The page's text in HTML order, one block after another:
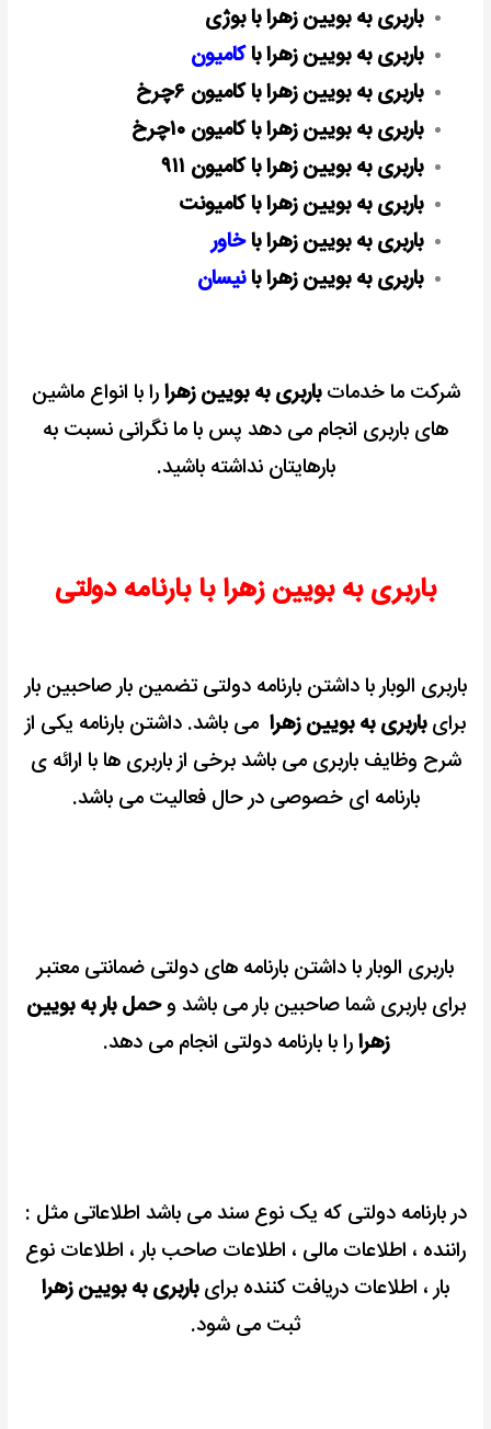
باربری به بویین زهرا با بوژی
باربری به بویین زهرا باکامیون
باربری به بویین زهرا با کامیون ۶چرخ
باربری به بویین زهرا با کامیون ۱۰چرخ
باربری به بویین زهرا با کامیون ۹۱۱
باربری به بویین زهرا با کامیونت
باربری به بویین زهرا باخاور
باربری به بویین زهرا بانیسان
شرکت ما خدماتباربری به بویین زهرارا با انواع ماشین
های باربری انجام می دهد پس با ما نگرانی نسبت به
بارهایتان نداشته باشید.
باربری به بویین زهرا با بارنامه دولتی
باربری الوبار با داشتن بارنامه دولتی تضمین بار صاحبین بار
برایباربری به بویین زهرا می باشد. داشتن بارنامه یکی از
شرح وظایف باربری می باشد برخی از باربری ها با ارائه ی
بارنامه ای خصوصی در حال فعالیت می باشد.
باربری الوبار با داشتن بارنامه های دولتی ضمانتی معتبر
برای باربری شما صاحبین بار می باشد وحمل بار به بویین
زهرارا با بارنامه دولتی انجام می دهد.
در بارنامه دولتی که یک نوع سند می باشد اطلاعاتی مثل :
راننده ، اطلاعات مالی ، اطلاعات صاحب بار ، اطلاعات نوع
بار ، اطلاعات دریافت کننده برایباربری به بویین زهرا
ثبت می شود.